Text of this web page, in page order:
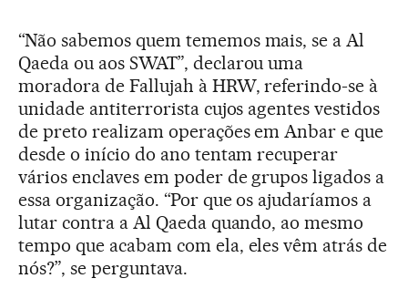
“Não sabemos quem tememos mais, se a Al
Qaeda ou aos SWAT”, declarou uma
moradora de Fallujah à HRW, referindo-se à
unidade antiterrorista cujos agentes vestidos
de preto realizam operações em Anbar e que
desde o início do ano tentam recuperar
vários enclaves em poder de grupos ligados a
essa organização. “Por que os ajudaríamos a
lutar contra a Al Qaeda quando, ao mesmo
tempo que acabam com ela, eles vêm atrás de
nós?”, se perguntava.